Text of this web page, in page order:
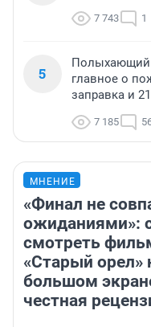
7 743 1
5
Полыхающий
главное о
заправка и
7 185
МНЕНИЕ
«Финал не
ожиданиями»:
смотреть
«Старый орел»
большом
честная